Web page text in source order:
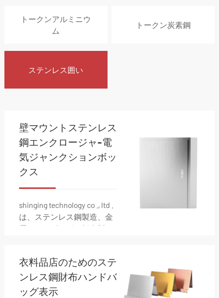
イ
ケ
ち
ュ
連
トークンアルミニウ
ム
トークン炭素鋼
ステンレス囲い
壁マウントステンレス
鋼エンクロージャ-電
気ジャンクションボッ
クス
shinging technology co ., ltd .
は、ステンレス鋼製造、金
属スタンピング、板金製
属製造ソリューションの包
括的な範囲を専門としてい
ます。
衣料品店のためのステ
ンレス鋼財布ハンドバ
ッグ表示